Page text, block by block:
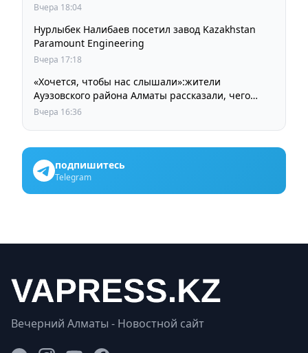
Вчера 18:04
Нурлыбек Налибаев посетил завод Kazakhstan
Paramount Engineering
Вчера 17:18
«Хочется, чтобы нас слышали»:жители
Ауэзовского района Алматы рассказали, чего
ждут от выборов депутатов Курултая
Вчера 16:36
подпишитесь
Telegram
Вечерний Алматы - Новостной сайт